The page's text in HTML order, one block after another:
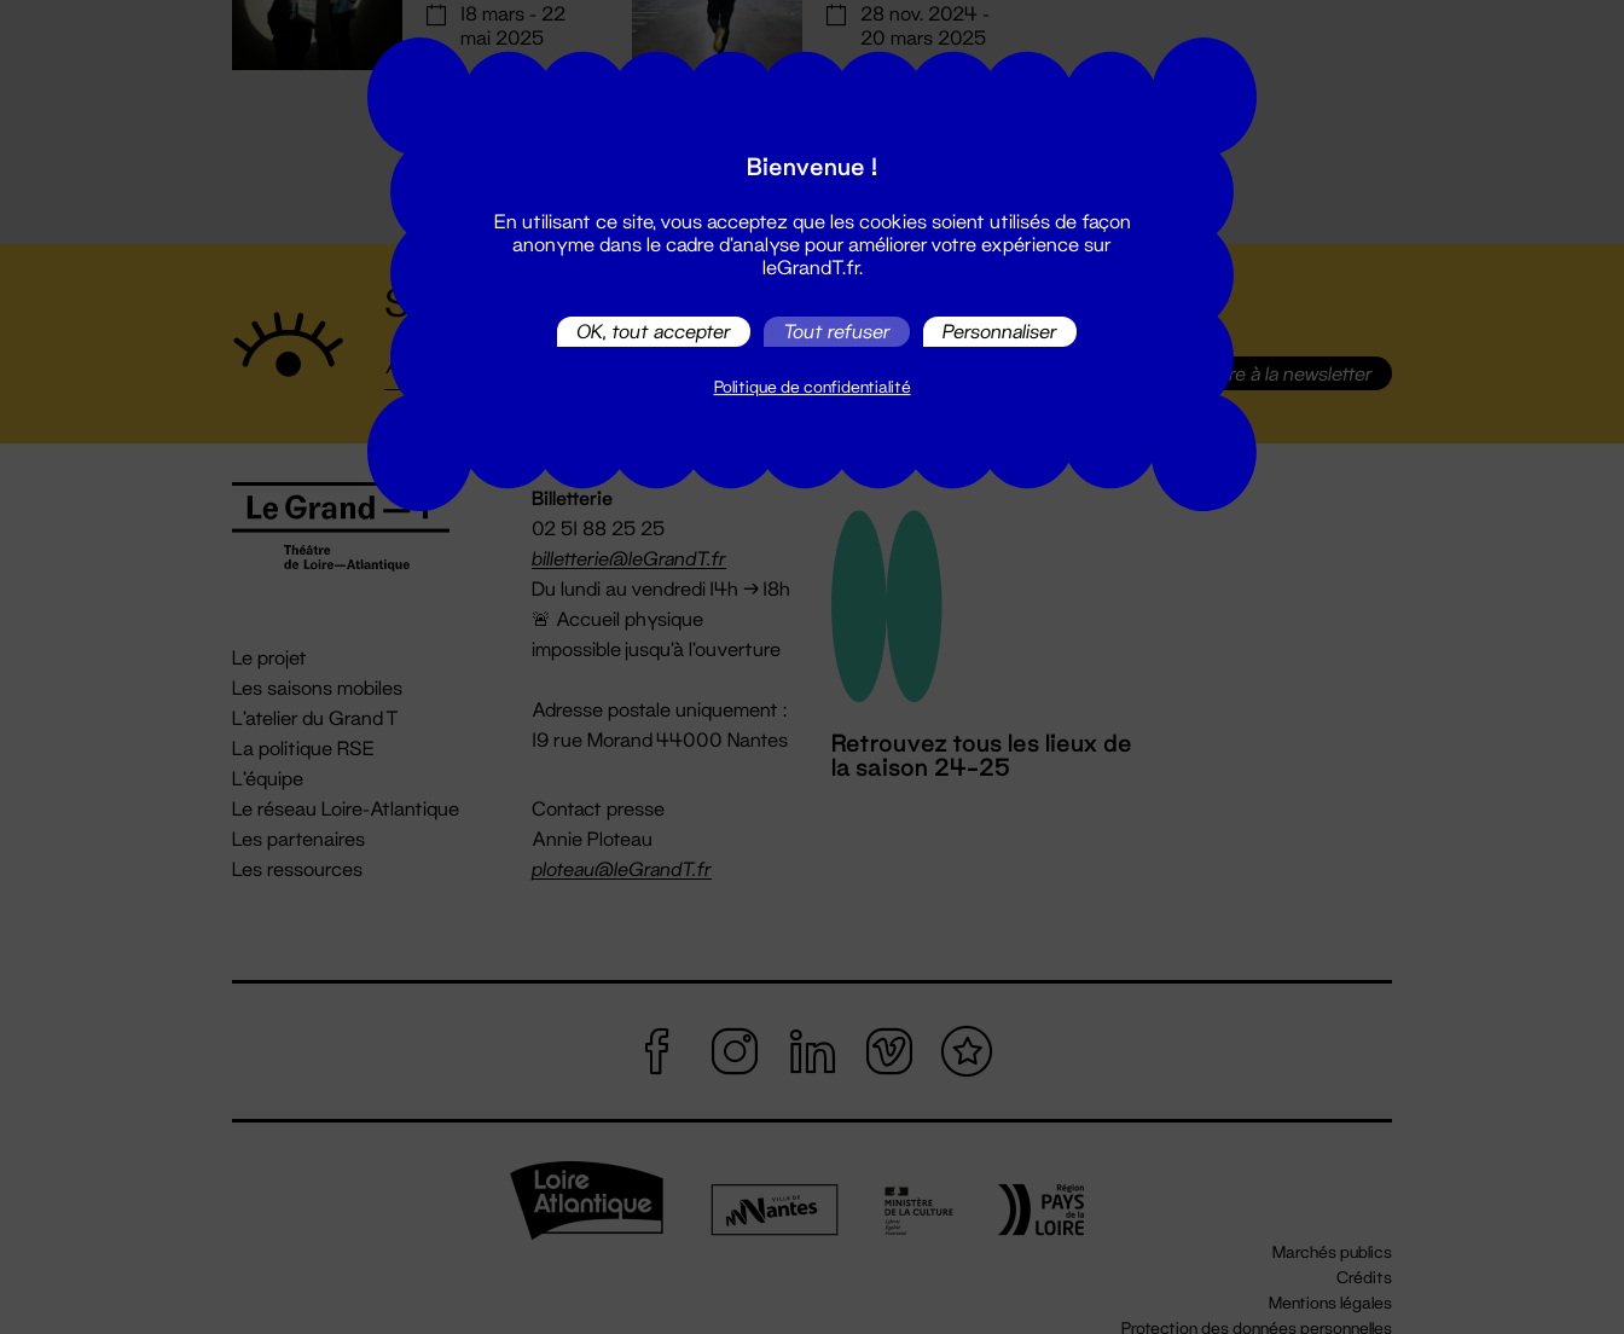
18 mars - 22
mai 2025
28 nov. 2024 -
20 mars 2025
Suivez toutes les actualités du Grand T :
S'inscrire à la newsletter
Le projet
Les saisons mobiles
L'atelier du Grand T
La politique RSE
L'équipe
Le réseau Loire-Atlantique
Les partenaires
Les ressources
Billetterie
02 51 88 25 25
billetterie@leGrandT.fr
Du lundi au vendredi 14h → 18h
🚨 Accueil physique
impossible jusqu'à l'ouverture
Adresse postale uniquement :
19 rue Morand 44000 Nantes
Contact presse
Annie Ploteau
ploteau@leGrandT.fr
Retrouvez tous les lieux de
la saison 24-25
Marchés publics
Crédits
Mentions légales
Protection des données personnelles
Bienvenue !
En utilisant ce site, vous acceptez que les cookies soient utilisés de façon
anonyme dans le cadre d'analyse pour améliorer votre expérience sur
leGrandT.fr.
OK, tout accepter Tout refuser Personnaliser
Politique de confidentialité